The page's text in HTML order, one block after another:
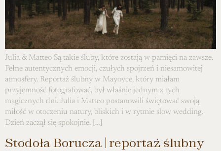
Julia & Matteo Są takie śluby, które zostają w pamięci na zawsze.
Pełne autentycznych emocji, czułych spojrzeń i niesamowitej
atmosfery. Reportaż ślubny w Mayovce, który miałam
przyjemność fotografować, był właśnie jednym z tych
magicznych dni. Julia i Matteo postanowili świętować swoją
miłość w otoczeniu natury, bliskich i w rytmie slow wedding.
Dzień zaczął się spokojnie. […]
Stodoła Borucza | reportaż ślubny